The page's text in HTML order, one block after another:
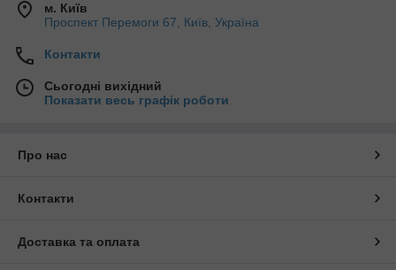
м. Київ
Проспект Перемоги 67, Київ, Україна
Контакти
Сьогодні вихідний
Показати весь графік роботи
Про нас
Контакти
Доставка та оплата